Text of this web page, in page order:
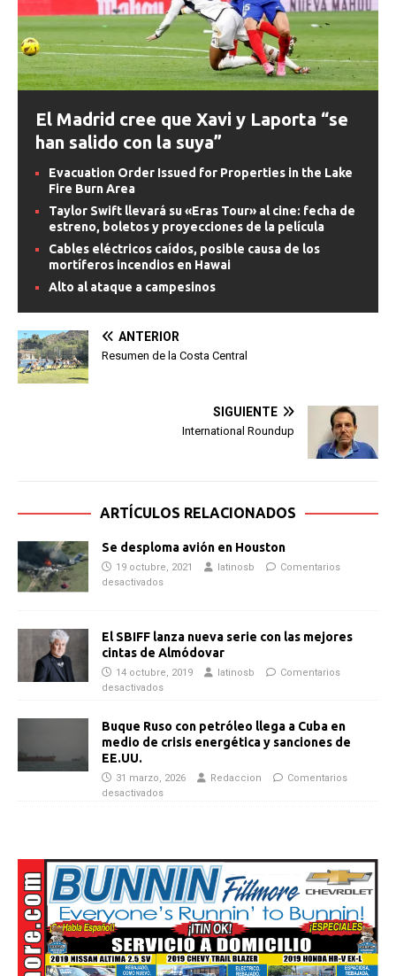
El Madrid cree que Xavi y Laporta “se
han salido con la suya”
Evacuation Order Issued for Properties in the Lake
Fire Burn Area
Taylor Swift llevará su «Eras Tour» al cine: fecha de
estreno, boletos y proyecciones de la película
Cables eléctricos caídos, posible causa de los
mortíferos incendios en Hawai
Alto al ataque a campesinos
ANTERIOR
Resumen de la Costa Central
SIGUIENTE
International Roundup
ARTÍCULOS RELACIONADOS
Se desploma avión en Houston
19 octubre, 2021 latinosb
Comentarios
desactivados
El SBIFF lanza nueva serie con las mejores
cintas de Almódovar
14 octubre, 2019 latinosb
Comentarios
desactivados
Buque Ruso con petróleo llega a Cuba en
medio de crisis energética y sanciones de
EE.UU.
31 marzo, 2026 Redaccion
Comentarios
desactivados